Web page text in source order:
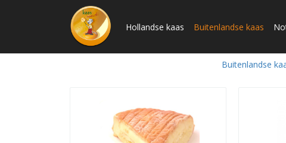
Hollandse kaas Buitenlandse kaas
Buitenlandse